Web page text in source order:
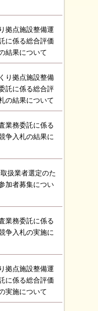
拠点施設整備運
に係る総合評価
結果について
り拠点施設整備
託に係る総合評
の結果について
業務委託に係る
争入札の結果に
扱業者選定のた
加者募集につい
業務委託に係る
争入札の実施に
拠点施設整備運
に係る総合評価
実施について